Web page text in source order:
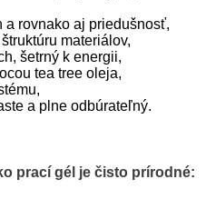
a rovnako aj priedušnosť,
materiálov,
šetrný k energii,
tea tree oleja,
a plne odbúrateľný.
prací gél je čisto prírodné: